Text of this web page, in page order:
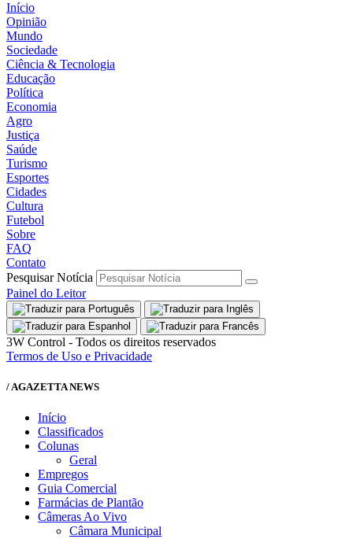
Início
Opinião
Mundo
Sociedade
Ciência & Tecnologia
Educação
Política
Economia
Agro
Justiça
Saúde
Turismo
Esportes
Cidades
Cultura
Futebol
Sobre
FAQ
Contato
Pesquisar Notícia
Painel do Leitor
3W Control - Todos os direitos reservados
Termos de Uso e Privacidade
/ AGAZETTA NEWS
Início
Classificados
Colunas
Geral
Empregos
Guia Comercial
Farmácias de Plantão
Câmeras Ao Vivo
Câmara Municipal